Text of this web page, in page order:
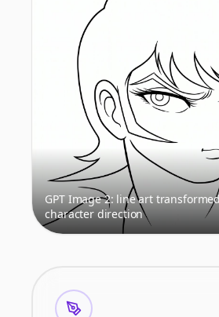
GPT Image 2: line art
character direction